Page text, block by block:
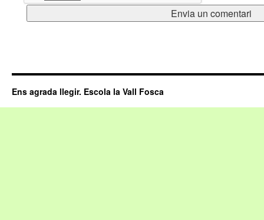
Ens agrada llegir. Escola la Vall Fosca